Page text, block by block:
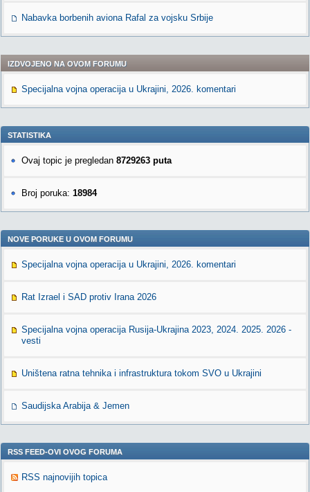
Nabavka borbenih aviona Rafal za vojsku Srbije
IZDVOJENO NA OVOM FORUMU
Specijalna vojna operacija u Ukrajini, 2026. komentari
STATISTIKA
Ovaj topic je pregledan 8729263 puta
Broj poruka: 18984
NOVE PORUKE U OVOM FORUMU
Specijalna vojna operacija u Ukrajini, 2026. komentari
Rat Izrael i SAD protiv Irana 2026
Specijalna vojna operacija Rusija-Ukrajina 2023, 2024. 2025. 2026 -
vesti
Uništena ratna tehnika i infrastruktura tokom SVO u Ukrajini
Saudijska Arabija & Jemen
RSS FEED-OVI OVOG FORUMA
RSS najnovijih topica